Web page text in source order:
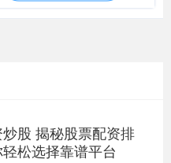
股 揭秘股票配资排
松选择靠谱平台